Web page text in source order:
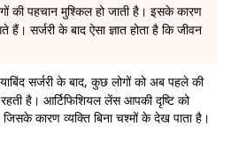
की पहचान मुश्किल हो जाती है। इसके कारण
सर्जरी के बाद ऐसा ज्ञात होता है कि जीवन
सर्जरी के बाद, कुछ लोगों को अब पहले की
है। आर्टिफिशियल लेंस आपकी दृष्टि को
कारण व्यक्ति बिना चश्मों के देख पाता है।